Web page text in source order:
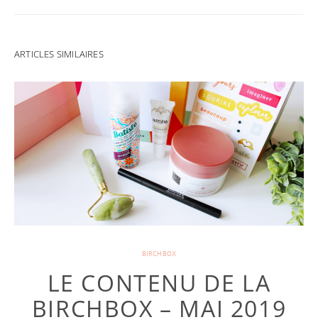
ARTICLES SIMILAIRES
BIRCHBOX
LE CONTENU DE LA
BIRCHBOX – MAI 2019